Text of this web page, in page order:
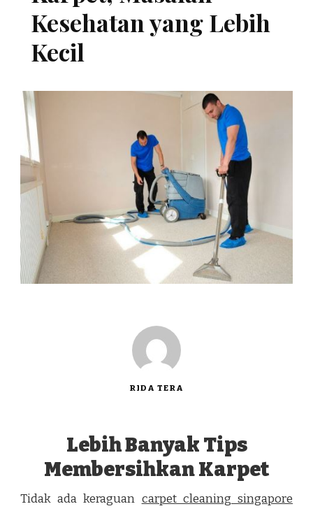
Kesehatan yang Lebih
Kecil
RIDA TERA
Lebih Banyak Tips
Membersihkan Karpet
Tidak ada keraguan carpet cleaning singapore